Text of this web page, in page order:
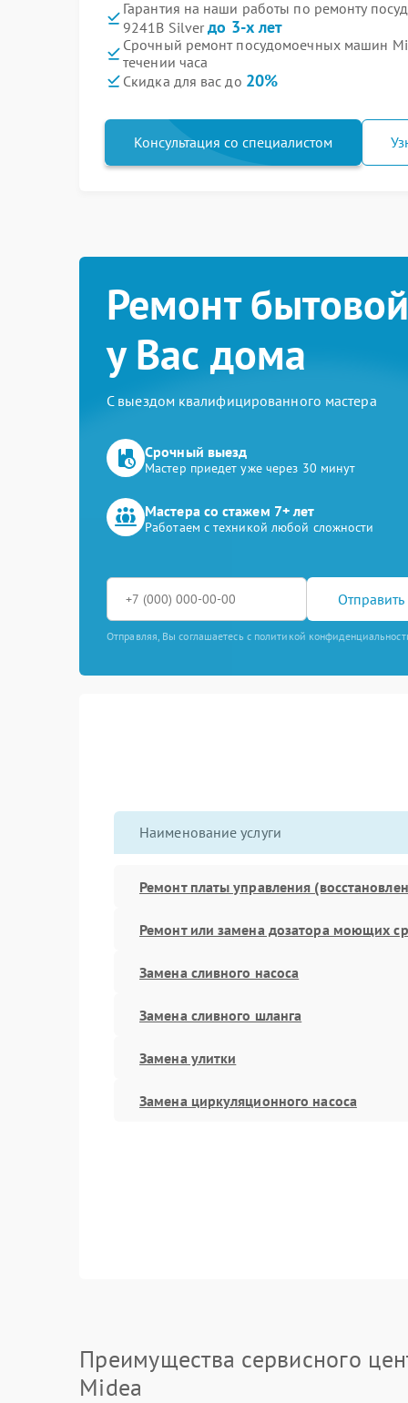
Гарантия на наши работы по ремонту
9241В Silverдо 3-х лет
Срочный ремонт посудомоечных машин
течении часа
Скидка для вас до 20%
Консультация со специалистом
Ремонт
у Вас дома
С выездом квалифицированного мастера
Срочный выезд
Мастер приедет уже через 30 минут
Мастера со стажем 7+ лет
Работаем с техникой любой сложности
Отправить
Отправляя, Вы соглашаетесь с политикой
Наименование услуги
Ремонт платы управления
Ремонт или замена дозатора моющих
Замена сливного насоса
Замена сливного шланга
Замена улитки
Замена циркуляционного насоса
Преимущества сервисного
Midea